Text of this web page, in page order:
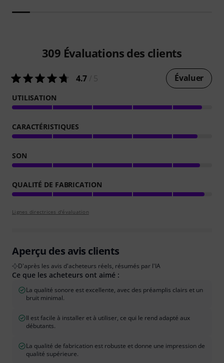
309 Évaluations des clients
4.7 Évaluer
UTILISATION
CARACTÉRISTIQUES
SON
QUALITÉ DE FABRICATION
Lignes directrices d'évaluation
Aperçu des avis clients
D'après les avis d'acheteurs réels, résumés par l'IA
Ce que les acheteurs ont aimé :
La qualité sonore est excellente, avec des préamplis clairs et un
bruit minimal.
Il est facile à installer et à utiliser, ce qui le rend adapté aux
débutants.
La qualité de fabrication est robuste et donne une impression de
qualité supérieure.